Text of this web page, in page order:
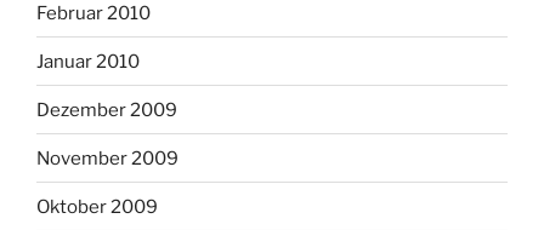
Februar 2010
Januar 2010
Dezember 2009
November 2009
Oktober 2009